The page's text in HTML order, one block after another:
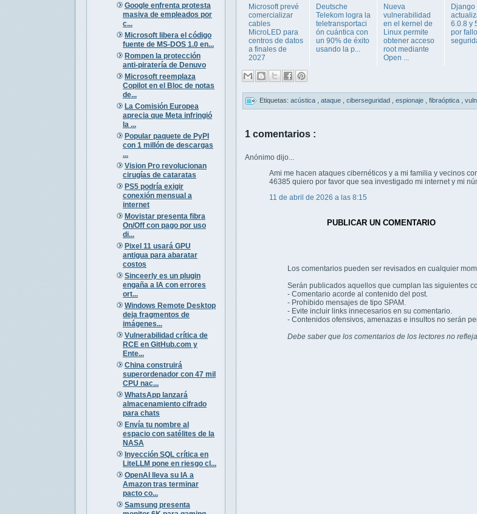
Google enfrenta protesta
masiva de empleados por
c...
Microsoft libera el código
fuente de MS-DOS 1.0 en...
Rompen la protección
anti-piratería de Denuvo
Microsoft reemplaza
Copilot en el Bloc de notas
de...
La Comisión Europea
aprecia que Meta infringió
la ...
Popular paquete de PyPI
con 1 millón de descargas
...
Vision Pro revolucionan
cirugías de cataratas
PS5 podría exigir
conexión mensual a
internet
Movistar presenta fibra
On/Off con pago por uso
di...
Pixel 11 usará GPU
antigua para abaratar
costos
Sinceerly es un plugin
engaña a IA con errores
ort...
Windows Remote Desktop
deja fragmentos de
imágenes...
Vulnerabilidad crítica de
RCE en GitHub.com y
Ente...
China construirá
superordenador con 47 mil
CPU nac...
WhatsApp lanzará
almacenamiento cifrado
para chats
Envía tu nombre al
espacio con satélites de la
NASA
Inyección SQL crítica en
LiteLLM pone en riesgo cl...
OpenAI lleva su IA a
Amazon tras terminar
pacto co...
Samsung presenta
Microsoft prevé
comercializar
cables
MicroLED para
centros de datos
a finales de
2027
Deutsche
Telekom logra la
teletransportaci
ón cuántica con
un 90% de éxito
usando la p...
Nueva
vulnerabilidad
en el kernel de
Linux permite
obtener acceso
root mediante
Open ...
Django
6.0.8 y
por
Etiquetas: acústica ataque ciberseguridad espionaje fibraóptica
1 comentarios :
Anónimo dijo...
Ami me hacen ataques cibernéticos y a mi familia y vecinos
46385 quiero por favor que sea investigado mi internet y mi
11 de abril de 2026 a las 8:15
PUBLICAR UN COMENTARIO
Los comentarios pueden ser revisados en cualquier
Serán publicados aquellos que cumplan las siguientes
- Comentario acorde al contenido del post.
- Prohibido mensajes de tipo SPAM.
- Evite incluir links innecesarios en su comentario.
- Contenidos ofensivos, amenazas e insultos no serán
Debe saber que los comentarios de los lectores no